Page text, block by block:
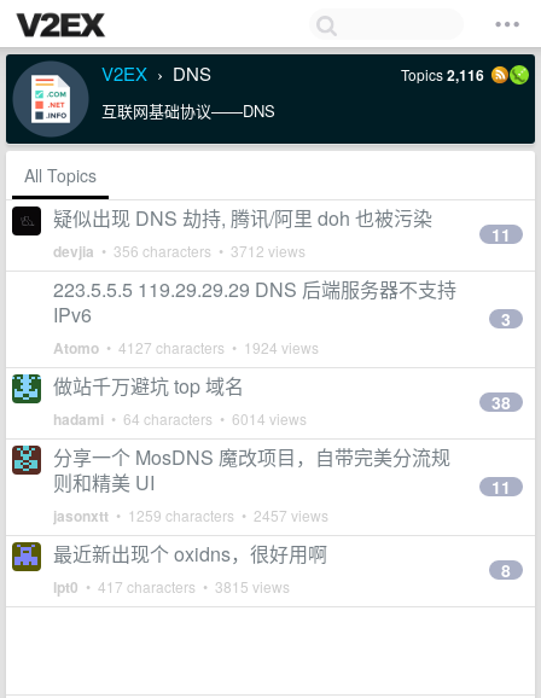
V2EX › DNS Topics2,116
互联网基础协议——DNS
All Topics
疑似出现 DNS 劫持, 腾讯/阿里 doh 也被污染
devjia • 356 characters • 3712 views
11
223.5.5.5 119.29.29.29 DNS 后端服务器不支持
IPv6
Atomo • 4127 characters • 1924 views
3
做站千万避坑 top 域名
hadami • 64 characters • 6014 views
38
分享一个 MosDNS 魔改项目，自带完美分流规
则和精美 UI
jasonxtt • 1259 characters • 2457 views
11
最近新出现个 oxidns，很好用啊
lpt0 • 417 characters • 3815 views
8